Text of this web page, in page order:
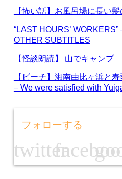
【怖い話】お風呂場に長い
“LAST HOURS’
OTHER SUBTITLES
【怪談朗読】 山でキャン
【ビーチ】湘南由比ヶ浜と
– We were satisfied with
フォローする
twitter